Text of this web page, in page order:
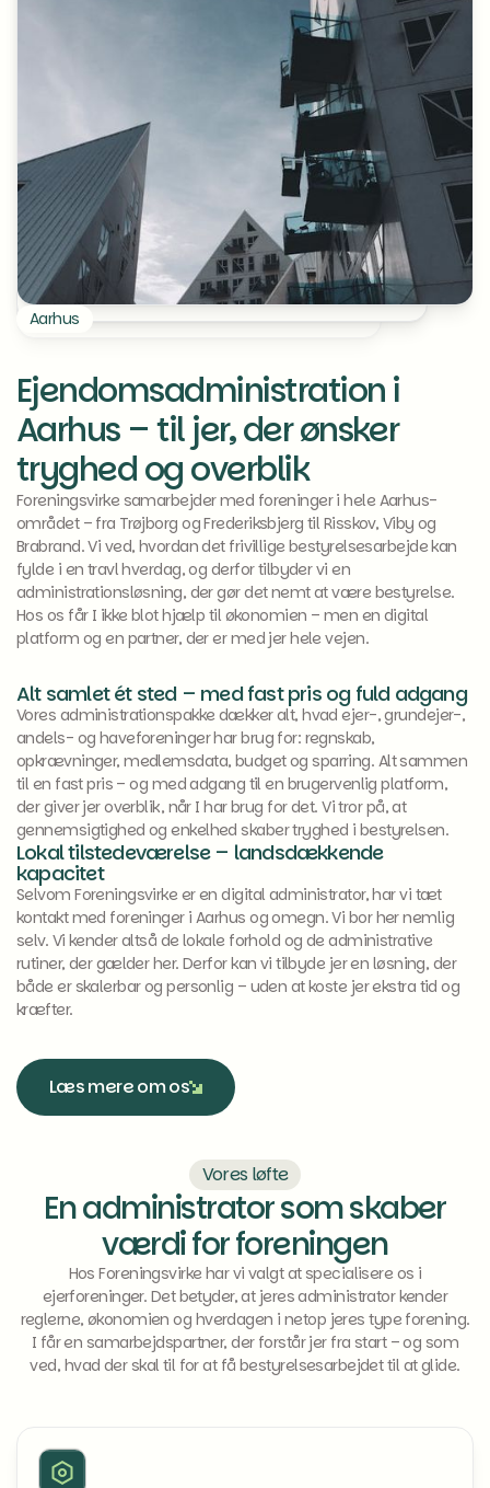
Aarhus
Ejendomsadministration i
Aarhus – til jer, der ønsker
tryghed og overblik
Foreningsvirke samarbejder med foreninger i hele Aarhus-
området – fra Trøjborg og Frederiksbjerg til Risskov, Viby og
Brabrand. Vi ved, hvordan det frivillige bestyrelsesarbejde kan
fylde i en travl hverdag, og derfor tilbyder vi en
administrationsløsning, der gør det nemt at være bestyrelse.
Hos os får I ikke blot hjælp til økonomien – men en digital
platform og en partner, der er med jer hele vejen.
Alt samlet ét sted – med fast pris og fuld adgang
Vores administrationspakke dækker alt, hvad ejer-, grundejer-,
andels- og haveforeninger har brug for: regnskab,
opkrævninger, medlemsdata, budget og sparring. Alt sammen
til en fast pris – og med adgang til en brugervenlig platform,
der giver jer overblik, når I har brug for det. Vi tror på, at
gennemsigtighed og enkelhed skaber tryghed i bestyrelsen.
Lokal tilstedeværelse – landsdækkende
kapacitet
Selvom Foreningsvirke er en digital administrator, har vi tæt
kontakt med foreninger i Aarhus og omegn. Vi bor her nemlig
selv. Vi kender altså de lokale forhold og de administrative
rutiner, der gælder her. Derfor kan vi tilbyde jer en løsning, der
både er skalerbar og personlig – uden at koste jer ekstra tid og
kræfter.
Læs mere om os
Læs mere om os
Vores løfte
En administrator som skaber
værdi for foreningen
Hos Foreningsvirke har vi valgt at specialisere os i
ejerforeninger. Det betyder, at jeres administrator kender
reglerne, økonomien og hverdagen i netop jeres type forening.
I får en samarbejdspartner, der forstår jer fra start – og som
ved, hvad der skal til for at få bestyrelsesarbejdet til at glide.